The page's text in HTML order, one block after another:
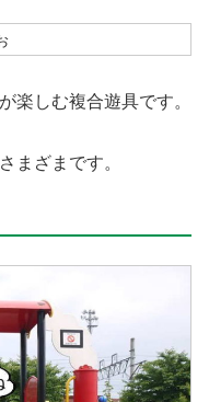
楽しむ複合遊具です。
まざまです。